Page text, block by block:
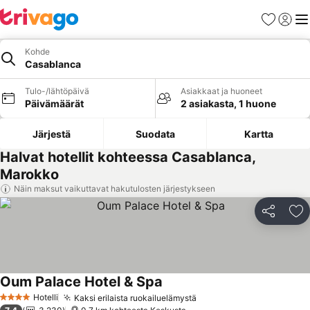
Suosikit
Kohde
Casablanca
Tulo-/lähtöpäivä
Päivämäärät
Asiakkaat ja huoneet
2 asiakasta, 1 huone
Järjestä Suodata Kartta
Halvat hotellit kohteessa Casablanca,
Marokko
Näin maksut vaikuttavat hakutulosten järjestykseen
Jaa
4 Tähtiluokitus
Hotelli Kaksi erilaista ruokailuelämystä
Oum Palace Hotel & Spa